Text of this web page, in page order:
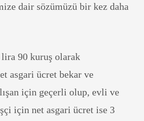
dair sözümüzü bir kez daha
90 kuruş olarak
asgari ücret bekar ve
için geçerli olup, evli ve
için net asgari ücret ise 3